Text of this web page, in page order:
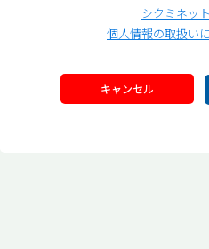
シクミネッ
個人情報の取扱い
キャンセル